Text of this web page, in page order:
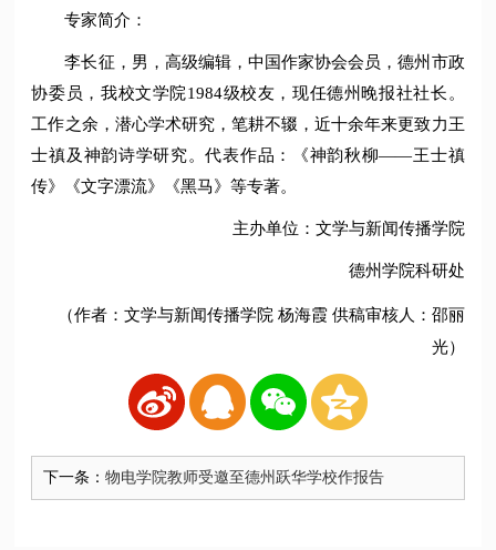
专家简介：
李长征，男，高级编辑，中国作家协会会员，德州市政
协委员，我校文学院1984级校友，现任德州晚报社社长。
工作之余，潜心学术研究，笔耕不辍，近十余年来更致力王
士禛及神韵诗学研究。代表作品：《神韵秋柳——王士禛
传》《文字漂流》《黑马》等专著。
主办单位：文学与新闻传播学院
德州学院科研处
（作者：文学与新闻传播学院 杨海霞 供稿审核人：邵丽
光）
下一条：​物电学院教师受邀至德州跃华学校作报告